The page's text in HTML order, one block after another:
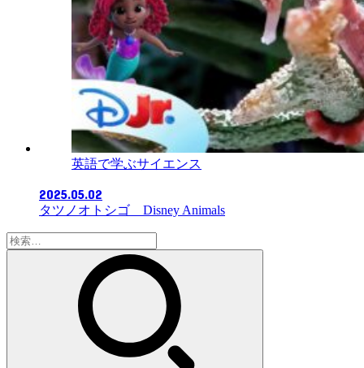
英語で学ぶサイエンス
2025.05.02
タツノオトシゴ Disney Animals
検
索: